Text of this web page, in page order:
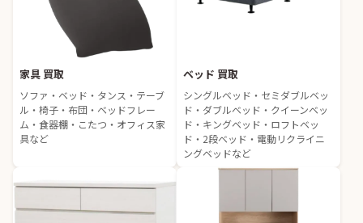
家具 買取
ソファ・ベッド・タンス・テーブ
ル・椅子・布団・ベッドフレー
ム・食器棚・こたつ・オフィス家
具など
ベッド 買取
シングルベッド・セミダブルベッ
ド・ダブルベッド・クイーンベッ
ド・キングベッド・ロフトベッ
ド・2段ベッド・電動リクライニ
ングベッドなど